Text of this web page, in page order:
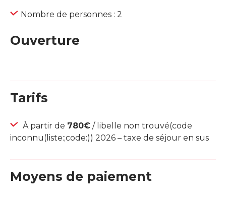
Nombre de personnes : 2
Ouverture
Tarifs
À partir de 780€ / libelle non trouvé(code
inconnu(liste:;code:)) 2026 – taxe de séjour en sus
Moyens de paiement